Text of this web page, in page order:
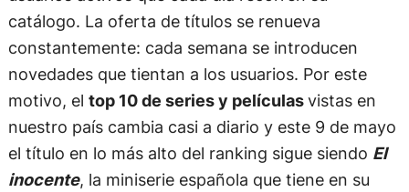
catálogo. La oferta de títulos se renueva
constantemente: cada semana se introducen
novedades que tientan a los usuarios. Por este
motivo, el top 10 de series y películasvistas en
nuestro país cambia casi a diario y este 9 de mayo
el título en lo más alto del ranking sigue siendo El
inocente, la miniserie española que tiene en su